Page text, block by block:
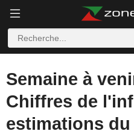
Semaine à
Chiffres de
estimations du